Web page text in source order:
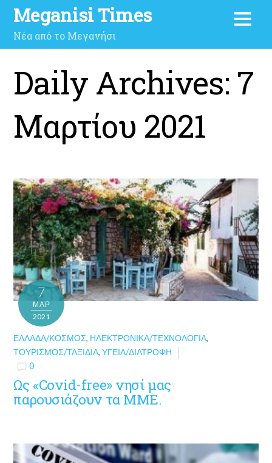
Meganisi Times
Νέα από το Μεγανήσι
Daily Archives: 7
Μαρτίου 2021
7
ΜΑΡ
2021
ΕΛΛΆΔΑ/ΚΌΣΜΟΣ, ΗΛΕΚΤΡΟΝΙΚΆ/ΤΕΧΝΟΛΟΓΊΑ,
ΤΟΥΡΙΣΜΌΣ/ΤΑΞΊΔΙΑ,ΥΓΕΊΑ/ΔΙΑΤΡΟΦΉ
0
Ως «Covid-free» νησί μας
παρουσιάζουν τα ΜΜΕ.